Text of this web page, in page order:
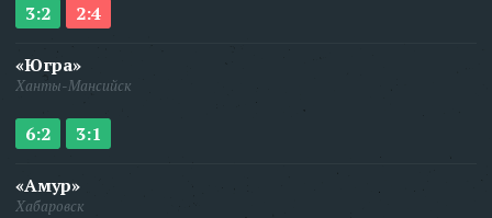
3:2 2:4
«Югра»
Ханты-Мансийск
6:2 3:1
«Амур»
Хабаровск